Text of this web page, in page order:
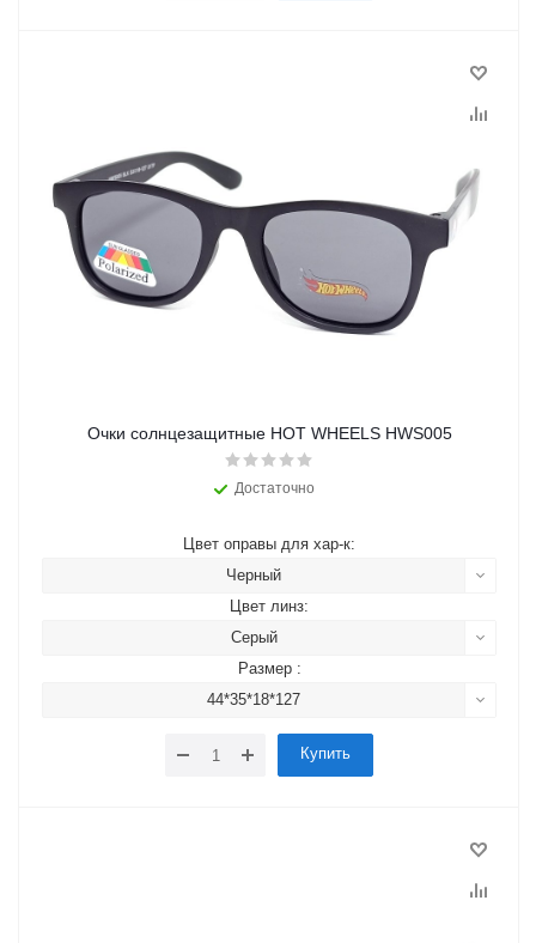
Очки солнцезащитные HOT WHEELS HWS005
Достаточно
Цвет оправы для хар-к:
Черный
Цвет линз:
Серый
Размер :
44*35*18*127
Купить